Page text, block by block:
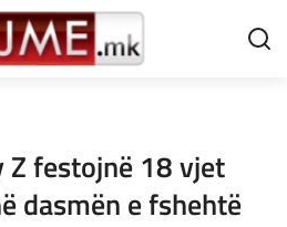
Z festojnë 18 vjet
dasmën e fshehtë